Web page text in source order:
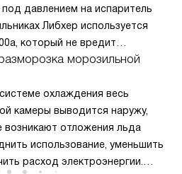
давлением на испаритель
Либхер используется
который не вредит
перегоняет его
по принципу насоса. Чем
тем качественнее
затрачивается
морозильной
охлаждения весь
камеры выводится наружу,
возникают отложения льда
использование, уменьшить
расход электроэнергии.